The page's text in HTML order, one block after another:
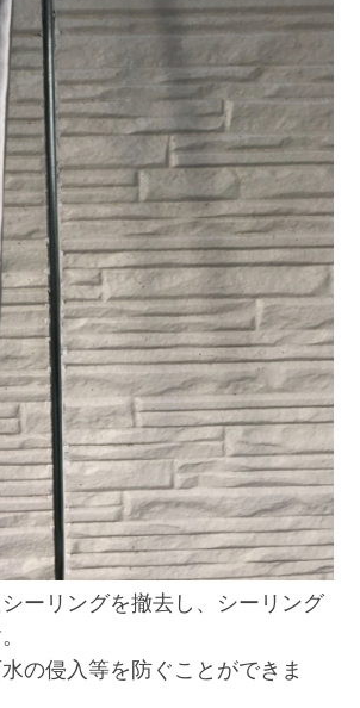
ーリングを撤去し、シーリング
の侵入等を防ぐことができま